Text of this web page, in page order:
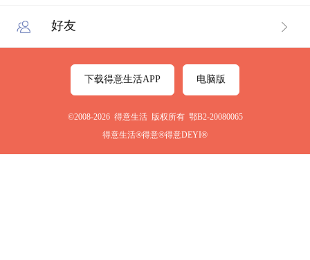
好友
下载得意生活APP 电脑版
©2008-2026 得意生活 版权所有 鄂B2-20080065
得意生活®得意®得意DEYI®